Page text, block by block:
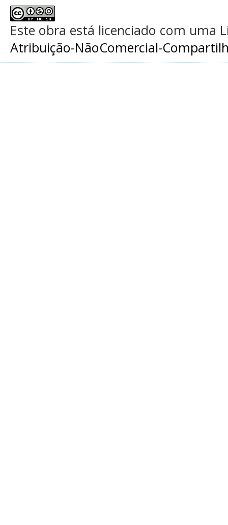
Este obra está licenciado com uma
Atribuição-NãoComercial-